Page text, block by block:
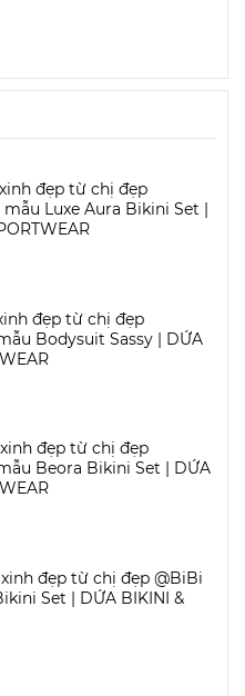
đẹp từ chị đẹp
Luxe Aura Bikini Set |
đẹp từ chị đẹp
Bodysuit Sassy | DỨA
đẹp từ chị đẹp
Beora Bikini Set | DỨA
đẹp từ chị đẹp @BiBi
Set | DỨA BIKINI &